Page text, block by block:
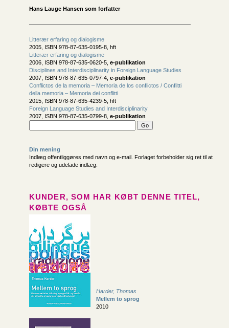
Hans Lauge Hansen som forfatter
Litterær erfaring og dialogisme
2005, ISBN 978-87-635-0195-8, hft
Litterær erfaring og dialogisme
2006, ISBN 978-87-635-0620-5, e-publikation
Disciplines and Interdisciplinarity in Foreign Language Studies
2007, ISBN 978-87-635-0797-4, e-publikation
Conflictos de la memoria – Memoria de los conflictos / Conflitti
della memoria – Memoria dei conflitti
2015, ISBN 978-87-635-4239-5, hft
Foreign Language Studies and Interdisciplinarity
2007, ISBN 978-87-635-0799-8, e-publikation
Din mening
Indlæg offentliggøres med navn og e-mail. Forlaget forbeholder sig ret til at
redigere og udelade indlæg.
KUNDER, SOM HAR KØBT DENNE TITEL,
KØBTE OGSÅ
Harder, Thomas
Mellem to sprog
2010